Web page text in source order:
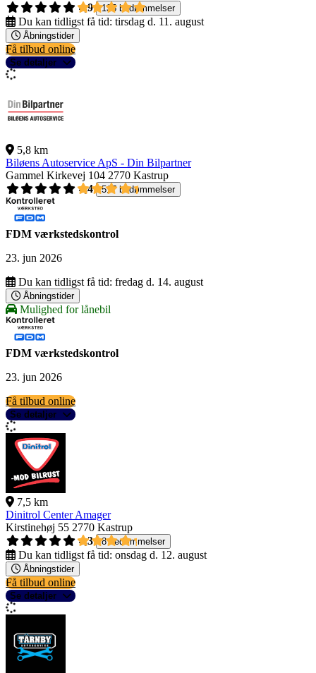
4,9
135 bedømmelser
Du kan tidligst få tid: tirsdag d. 11. august
Åbningstider
Få tilbud online
Se detaljer
5,8 km
Biløens Autoservice ApS - Din Bilpartner
Gammel Kirkevej 104 2770 Kastrup
4,4
517 bedømmelser
FDM værkstedskontrol
23. jun 2026
Du kan tidligst få tid: fredag d. 14. august
Åbningstider
Mulighed for lånebil
FDM værkstedskontrol
23. jun 2026
Få tilbud online
Se detaljer
7,5 km
Dinitrol Center Amager
Kirstinehøj 55 2770 Kastrup
4,3
8 bedømmelser
Du kan tidligst få tid: onsdag d. 12. august
Åbningstider
Få tilbud online
Se detaljer